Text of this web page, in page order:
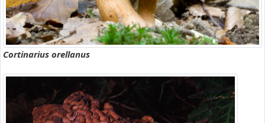
Cortinarius orellanus